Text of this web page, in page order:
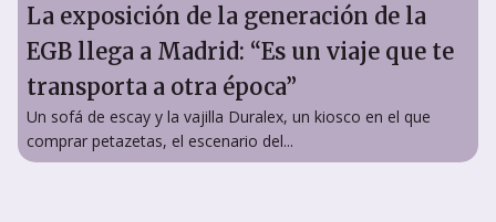
La exposición de la generación de la
EGB llega a Madrid: “Es un viaje que te
transporta a otra época”
Un sofá de escay y la vajilla Duralex, un kiosco en el que
comprar petazetas, el escenario del...